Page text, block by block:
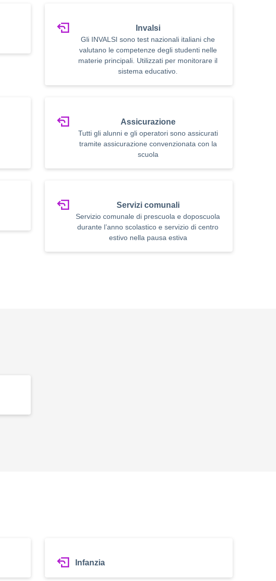
Invalsi
Gli INVALSI sono test nazionali italiani che
valutano le competenze degli studenti nelle
materie principali. Utilizzati per monitorare il
sistema educativo.
Assicurazione
Tutti gli alunni e gli operatori sono assicurati
tramite assicurazione convenzionata con la
scuola
Servizi comunali
Servizio comunale di prescuola e doposcuola
durante l’anno scolastico e servizio di centro
estivo nella pausa estiva
Infanzia